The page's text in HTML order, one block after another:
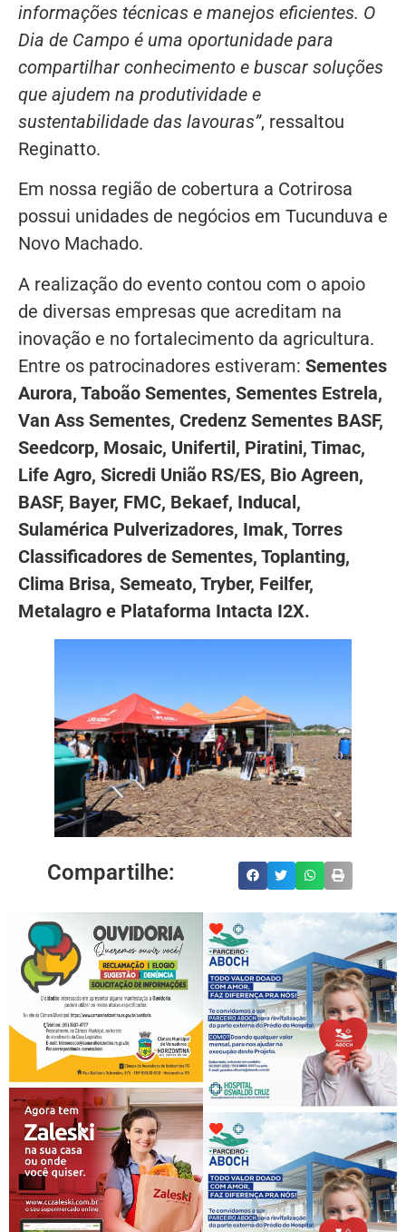
informações técnicas e manejos eficientes. O
Dia de Campo é uma oportunidade para
compartilhar conhecimento e buscar soluções
que ajudem na produtividade e
sustentabilidade das lavouras”, ressaltou
Reginatto.
Em nossa região de cobertura a Cotrirosa
possui unidades de negócios em Tucunduva e
Novo Machado.
A realização do evento contou com o apoio
de diversas empresas que acreditam na
inovação e no fortalecimento da agricultura.
Entre os patrocinadores estiveram: Sementes
Aurora, Taboão Sementes, Sementes Estrela,
Van Ass Sementes, Credenz Sementes BASF,
Seedcorp, Mosaic, Unifertil, Piratini, Timac,
Life Agro, Sicredi União RS/ES, Bio Agreen,
BASF, Bayer, FMC, Bekaef, Inducal,
Sulamérica Pulverizadores, Imak, Torres
Classificadores de Sementes, Toplanting,
Clima Brisa, Semeato, Tryber, Feilfer,
Metalagro e Plataforma Intacta I2X.
Compartilhe: